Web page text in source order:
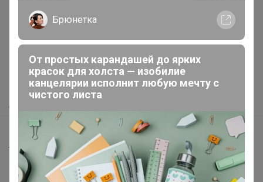
Как здесь все устроено?
Как сделать заказ?
Как получить?
Доставка
Шоурумы
Торговые марки
Наша команда
Брюнетка
От простых карандашей до ярких
красок для холста — изобилие
канцелярии исполнит любую мечту с
чистого листа